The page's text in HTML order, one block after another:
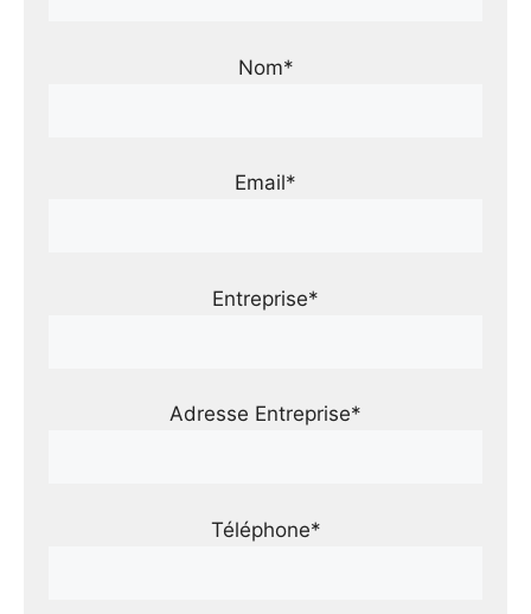
Nom*
Email*
Entreprise*
Adresse Entreprise*
Téléphone*